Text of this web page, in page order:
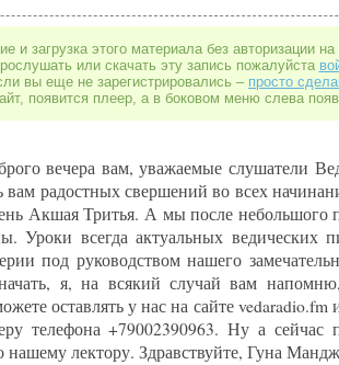
и загрузка этого материала без авторизации
или скачать эту запись пожалуйста
вы еще не зарегистрировались – просто
появится плеер, а в боковом меню слева
вечера вам, уважаемые слушатели
вам радостных свершений во всех
Акшая Тритья. А мы после небольшого
Уроки всегда актуальных ведических
под руководством нашего
я, на всякий случай вам
оставлять у нас на сайте
телефона +79002390963. Ну а сейчас
нашему лектору. Здравствуйте, Гуна